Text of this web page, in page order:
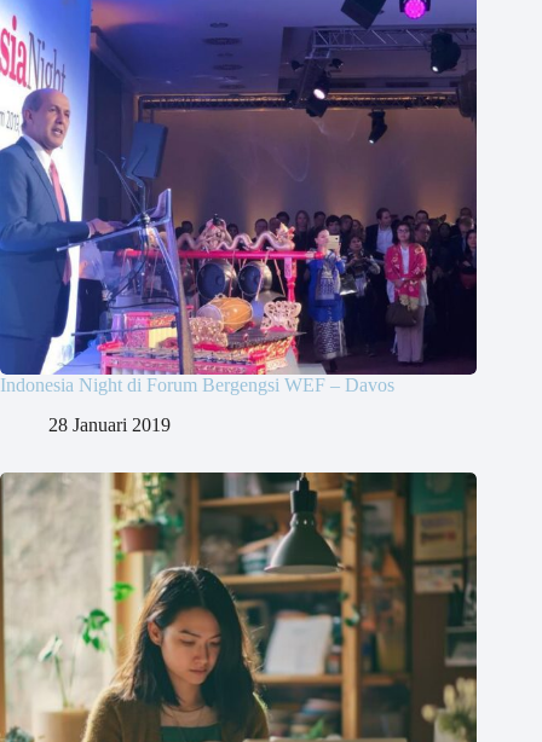
Indonesia Night di Forum Bergengsi WEF – Davos
28 Januari 2019